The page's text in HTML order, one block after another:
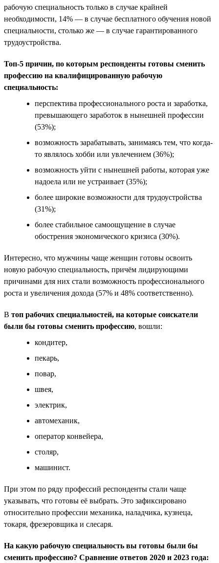
рабочую специальность только в случае крайней
необходимости, 14% — в случае бесплатного обучения новой
специальности, столько же — в случае гарантированного
трудоустройства.
Топ-5 причин, по которым респонденты готовы сменить
профессию на квалифицированную рабочую
специальность:
перспектива профессионального роста и заработка,
превышающего заработок в нынешней профессии
(53%);
возможность зарабатывать, занимаясь тем, что когда-
то являлось хобби или увлечением (36%);
возможность уйти с нынешней работы, которая уже
надоела или не устраивает (35%);
более широкие возможности для трудоустройства
(31%);
более стабильное самоощущение в случае
обострения экономического кризиса (30%).
Интересно, что мужчины чаще женщин готовы освоить
новую рабочую специальность, причём лидирующими
причинами для них стали возможность профессионального
роста и увеличения дохода (57% и 48% соответственно).
В топ рабочих специальностей, на которые соискатели
были бы готовы сменить профессию, вошли:
кондитер,
пекарь,
повар,
швея,
электрик,
автомеханик,
оператор конвейера,
столяр,
машинист.
При этом по ряду профессий респонденты стали чаще
указывать, что готовы её выбрать. Это зафиксировано
относительно профессии механика, наладчика, кузнеца,
токаря, фрезеровщика и слесаря.
На какую рабочую специальность вы готовы были бы
сменить профессию? Сравнение ответов 2020 и 2023 года: